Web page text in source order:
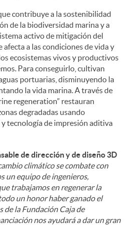
contribuye a la sostenibilidad
de la biodiversidad marina y a
activo de mitigación del
a las condiciones de vida y
ecosistemas vivos y productivos
Para conseguirlo, cultivan
portuarias, disminuyendo la
la vida marina. A través de
regeneration” restauran
degradadas usando
tecnología de impresión aditiva
de dirección y de diseño 3D
climático se combate con
un equipo de ingenieros,
trabajamos en regenerar la
un honor haber ganado el
de la Fundación Caja de
nos ayudará a dar un gran